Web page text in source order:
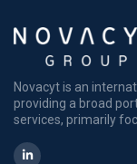
Novacyt is an
providing a broad
services, primarily